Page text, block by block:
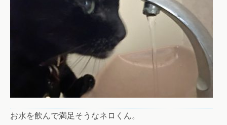
お水を飲んで満足そうなネロくん。